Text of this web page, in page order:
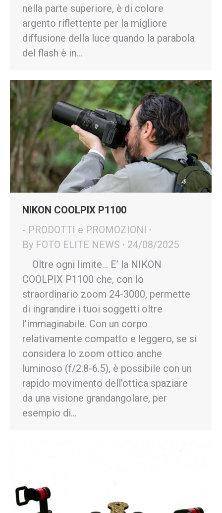
nella parte superiore, è di colore
argento riflettente per la migliore
diffusione della luce quando la parabola
del flash è in…
NIKON COOLPIX P1100
- PRODOTTI e PROMOZIONI
By FOTO ELITE NEWS
24/08/2025
Oltre ogni limite… E’ la NIKON
COOLPIX P1100 che, con lo
straordinario zoom 24-3000, permette
di ingrandire i tuoi soggetti oltre
l’immaginabile. Con un corpo
relativamente compatto e leggero, se si
considera lo zoom ottico anche
luminoso (f/2.8-6.5), è possibile con un
rapido movimento dell’ottica spaziare
da una visione grandangolare, per
esempio di…